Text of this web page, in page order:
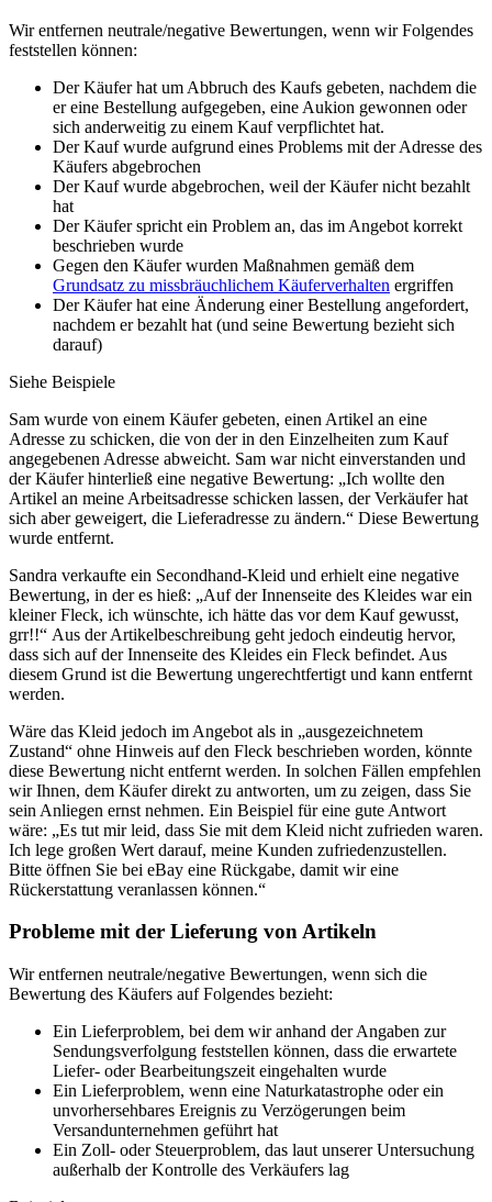
Wir entfernen neutrale/negative Bewertungen, wenn wir Folgendes
feststellen können:
Der Käufer hat um Abbruch des Kaufs gebeten, nachdem die
er eine Bestellung aufgegeben, eine Aukion gewonnen oder
sich anderweitig zu einem Kauf verpflichtet hat.
Der Kauf wurde aufgrund eines Problems mit der Adresse des
Käufers abgebrochen
Der Kauf wurde abgebrochen, weil der Käufer nicht bezahlt
hat
Der Käufer spricht ein Problem an, das im Angebot korrekt
beschrieben wurde
Gegen den Käufer wurden Maßnahmen gemäß dem
Grundsatz zu missbräuchlichem Käuferverhalten ergriffen
Der Käufer hat eine Änderung einer Bestellung angefordert,
nachdem er bezahlt hat (und seine Bewertung bezieht sich
darauf)
Siehe Beispiele
Sam wurde von einem Käufer gebeten, einen Artikel an eine
Adresse zu schicken, die von der in den Einzelheiten zum Kauf
angegebenen Adresse abweicht. Sam war nicht einverstanden und
der Käufer hinterließ eine negative Bewertung: „Ich wollte den
Artikel an meine Arbeitsadresse schicken lassen, der Verkäufer hat
sich aber geweigert, die Lieferadresse zu ändern.“ Diese Bewertung
wurde entfernt.
Sandra verkaufte ein Secondhand-Kleid und erhielt eine negative
Bewertung, in der es hieß: „Auf der Innenseite des Kleides war ein
kleiner Fleck, ich wünschte, ich hätte das vor dem Kauf gewusst,
grr!!“ Aus der Artikelbeschreibung geht jedoch eindeutig hervor,
dass sich auf der Innenseite des Kleides ein Fleck befindet. Aus
diesem Grund ist die Bewertung ungerechtfertigt und kann entfernt
werden.
Wäre das Kleid jedoch im Angebot als in „ausgezeichnetem
Zustand“ ohne Hinweis auf den Fleck beschrieben worden, könnte
diese Bewertung nicht entfernt werden. In solchen Fällen empfehlen
wir Ihnen, dem Käufer direkt zu antworten, um zu zeigen, dass Sie
sein Anliegen ernst nehmen. Ein Beispiel für eine gute Antwort
wäre: „Es tut mir leid, dass Sie mit dem Kleid nicht zufrieden waren.
Ich lege großen Wert darauf, meine Kunden zufriedenzustellen.
Bitte öffnen Sie bei eBay eine Rückgabe, damit wir eine
Rückerstattung veranlassen können.“
Probleme mit der Lieferung von Artikeln
Wir entfernen neutrale/negative Bewertungen, wenn sich die
Bewertung des Käufers auf Folgendes bezieht:
Ein Lieferproblem, bei dem wir anhand der Angaben zur
Sendungsverfolgung feststellen können, dass die erwartete
Liefer- oder Bearbeitungszeit eingehalten wurde
Ein Lieferproblem, wenn eine Naturkatastrophe oder ein
unvorhersehbares Ereignis zu Verzögerungen beim
Versandunternehmen geführt hat
Ein Zoll- oder Steuerproblem, das laut unserer Untersuchung
außerhalb der Kontrolle des Verkäufers lag